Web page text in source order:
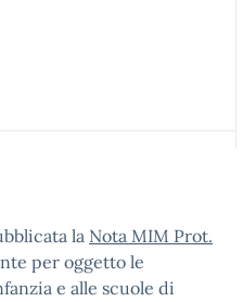
la Nota MIM Prot.
per oggetto le
e alle scuole di